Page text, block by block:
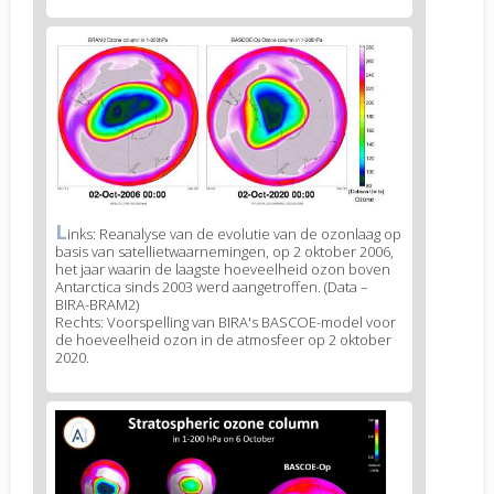
News
image
2
News
image
legend
2
Links: Reanalyse van de evolutie van de ozonlaag op
basis van satellietwaarnemingen, op 2 oktober 2006,
het jaar waarin de laagste hoeveelheid ozon boven
Antarctica sinds 2003 werd aangetroffen. (Data –
BIRA-BRAM2)
Rechts: Voorspelling van BIRA's BASCOE-model voor
de hoeveelheid ozon in de atmosfeer op 2 oktober
2020.
News
image